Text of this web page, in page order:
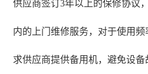
供应商签订3年以上的保修协议
内的上门维修服务，对于使用
求供应商提供备用机，避免设备